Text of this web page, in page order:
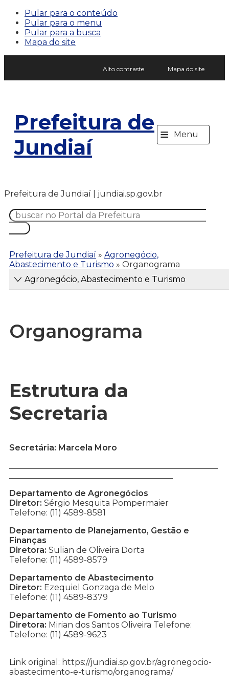
Pular para o conteúdo
Pular para o menu
Pular para a busca
Mapa do site
Alto contraste Mapa do site
Prefeitura de
Jundiaí
≡ Menu
Prefeitura de Jundiaí | jundiai.sp.gov.br
Prefeitura de Jundiaí » Agronegócio,
Abastecimento e Turismo » Organograma
Agronegócio, Abastecimento e Turismo
Organograma
Estrutura da
Secretaria
Secretária: Marcela Moro
Departamento de Agronegócios
Diretor: Sérgio Mesquita Pompermaier
Telefone: (11) 4589-8581
Departamento de Planejamento, Gestão e
Finanças
Diretora: Sulian de Oliveira Dorta
Telefone: (11) 4589-8579
Departamento de Abastecimento
Diretor: Ezequiel Gonzaga de Melo
Telefone: (11) 4589-8379
Departamento de Fomento ao Turismo
Diretora: Mirian dos Santos Oliveira Telefone:
Telefone: (11) 4589-9623
Link original: https://jundiai.sp.gov.br/agronegocio-
abastecimento-e-turismo/organograma/